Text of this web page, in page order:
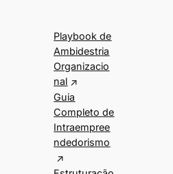
Playbook de
Ambidestria
Organizacio
nal
Guia
Completo de
Intraempree
ndedorismo